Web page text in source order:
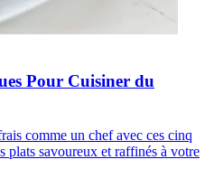
Pour Cuisiner du
comme un chef avec ces cinq
plats savoureux et raffinés à votre